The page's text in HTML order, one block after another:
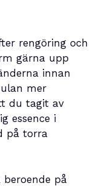
rengöring och
gärna upp
innan
mer
du tagit av
essence i
på torra
beroende på